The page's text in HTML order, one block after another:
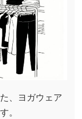
、ヨガウェア
。